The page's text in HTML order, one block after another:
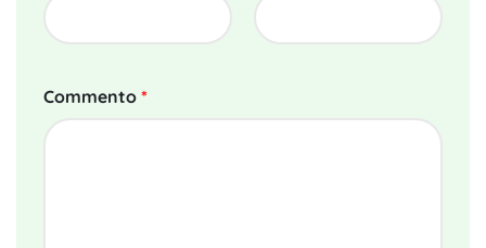
Commento *